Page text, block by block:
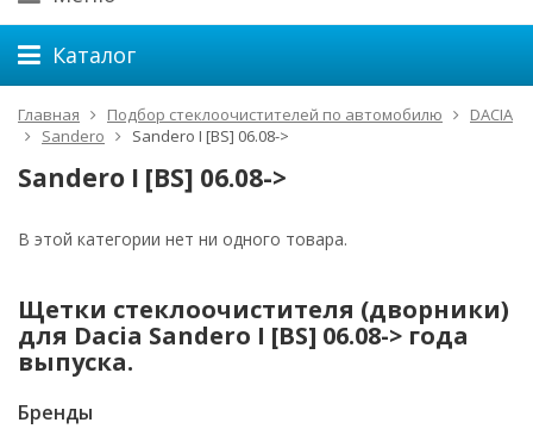
Каталог
Главная Подбор стеклоочистителей по автомобилю
DACIA
Sandero
Sandero I [BS] 06.08->
Sandero I [BS] 06.08->
В этой категории нет ни одного товара.
Щетки стеклоочистителя (дворники)
для Dacia Sandero I [BS] 06.08-> года
выпуска.
Бренды